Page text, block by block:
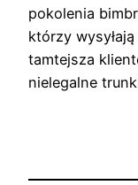
pokolenia
którzy
tamtejsza
nielegalne